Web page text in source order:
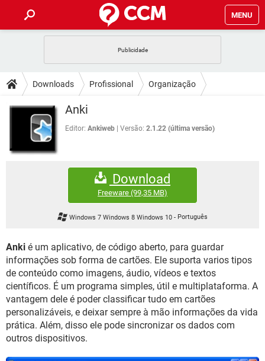
MENU
CELULAR FACEBOOK
OUTLOOK
INSTAGRAM GMAIL
DICAS
JOGOS
CELULAR
OUTLOOK
DOWNLOADS
JOGOS WHATSAPP
EXCEL
GMAIL
FÓRUM
FACEBOOK
EXCEL
GMAIL
WHATSAPP
INSTAGRAM GMAIL
GUIA DE COMPRAS
Downloads Profissional Organização
Anki
Editor: Ankiweb Versão: 2.1.22 (última versão)
Download
Freeware (99,35 MB)
Windows 7 Windows 8 Windows 10- Português
Anki é um aplicativo, de código aberto, para guardar
informações sob forma de cartões. Ele suporta varios tipos
de conteúdo como imagens, áudio, vídeos e textos
científicos. É um programa simples, útil e multiplataforma. A
vantagem dele é poder classificar tudo em cartões
personalizáveis, e deixar sempre à mão informações da vida
prática. Além, disso ele pode sincronizar os dados com
outros dispositivos.